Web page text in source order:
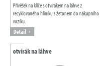
Přívěšek na klíče s otvírákem na láhve z
recyklovaného hliníku s žetonem do nákupního
vozíku.
Detail
otvírák na láhve